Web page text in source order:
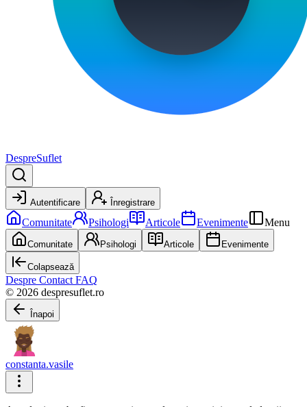
DespreSuflet
Autentificare Înregistrare
Comunitate Psihologi Articole Evenimente Menu
Comunitate Psihologi Articole Evenimente
Colapsează
Despre Contact FAQ
© 2026 despresuflet.ro
Înapoi
constanta.vasile